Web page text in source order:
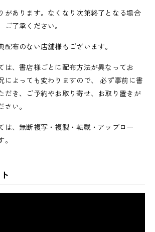
があります。なくなり次第終了となる場合
了承ください。
配布のない店舗様もございます。
は、書店様ごとに配布方法が異なってお
によっても変わりますので、 必ず事前に書
だき、ご予約やお取り寄せ、お取り置きが
い。
、無断複写・複製・転載・アップロー